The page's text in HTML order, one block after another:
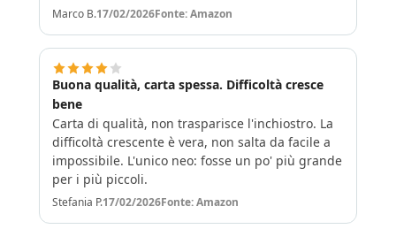
Marco B.17/02/2026Fonte: Amazon
Buona qualità, carta spessa. Difficoltà cresce
bene
Carta di qualità, non trasparisce l'inchiostro. La
difficoltà crescente è vera, non salta da facile a
impossibile. L'unico neo: fosse un po' più grande
per i più piccoli.
Stefania P.17/02/2026Fonte: Amazon